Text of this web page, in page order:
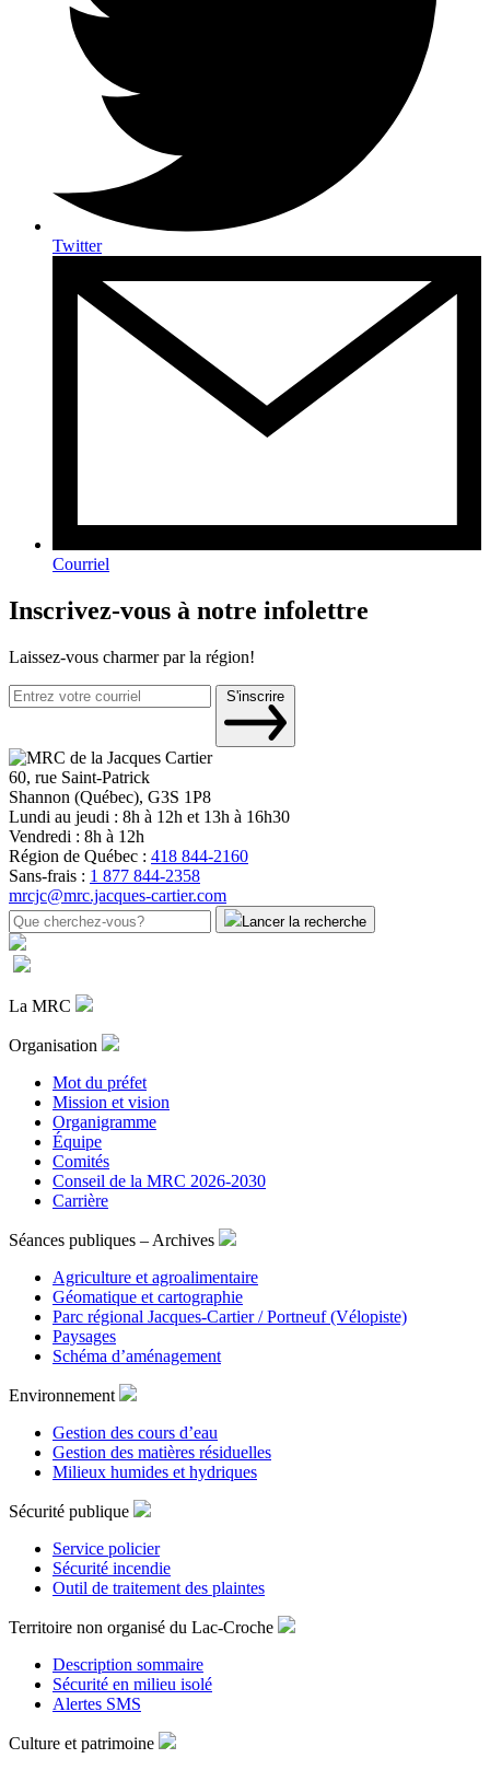
Twitter
Courriel
Inscrivez-vous à notre infolettre
Laissez-vous charmer par la région!
S'inscrire
60, rue Saint-Patrick
Shannon (Québec), G3S 1P8
Lundi au jeudi : 8h à 12h et 13h à 16h30
Vendredi : 8h à 12h
Région de Québec : 418 844-2160
Sans-frais : 1 877 844-2358
mrcjc@mrc.jacques-cartier.com
Lancer la recherche
La MRC
Organisation
Mot du préfet
Mission et vision
Organigramme
Équipe
Comités
Conseil de la MRC 2026-2030
Carrière
Séances publiques – Archives
Agriculture et agroalimentaire
Géomatique et cartographie
Parc régional Jacques-Cartier / Portneuf (Vélopiste)
Paysages
Schéma d’aménagement
Environnement
Gestion des cours d’eau
Gestion des matières résiduelles
Milieux humides et hydriques
Sécurité publique
Service policier
Sécurité incendie
Outil de traitement des plaintes
Territoire non organisé du Lac-Croche
Description sommaire
Sécurité en milieu isolé
Alertes SMS
Culture et patrimoine